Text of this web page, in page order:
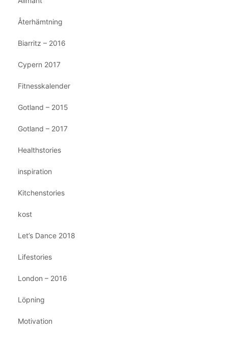
Återhämtning
Biarritz – 2016
Cypern 2017
Fitnesskalender
Gotland – 2015
Gotland – 2017
Healthstories
inspiration
Kitchenstories
kost
Let’s Dance 2018
Lifestories
London – 2016
Löpning
Motivation